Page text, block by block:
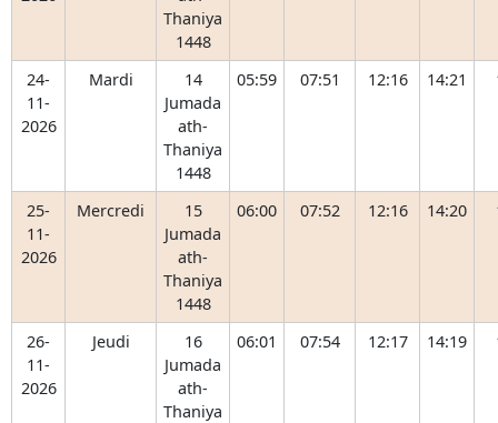
Thaniya
1448
24-
11-
2026
Mardi
14
Jumada
ath-
Thaniya
1448
05:59 07:51 12:16 14:21
25-
11-
2026
Mercredi
15
Jumada
ath-
Thaniya
1448
06:00 07:52 12:16 14:20
26-
11-
2026
Jeudi
16
Jumada
ath-
Thaniya
06:01 07:54 12:17 14:19